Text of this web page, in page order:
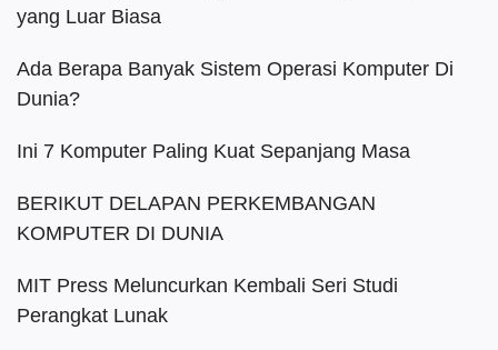
yang Luar Biasa
Ada Berapa Banyak Sistem Operasi Komputer Di
Dunia?
Ini 7 Komputer Paling Kuat Sepanjang Masa
BERIKUT DELAPAN PERKEMBANGAN
KOMPUTER DI DUNIA
MIT Press Meluncurkan Kembali Seri Studi
Perangkat Lunak